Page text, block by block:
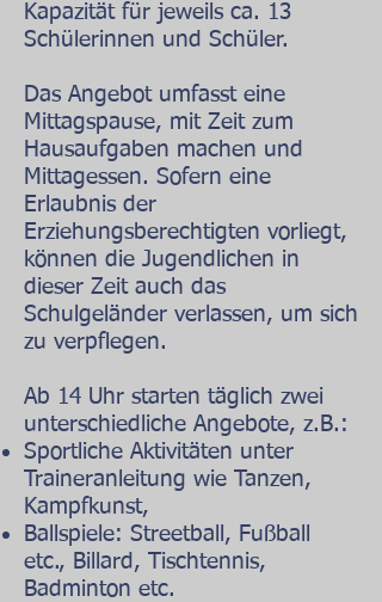
Kapazität für jeweils ca. 13
Schülerinnen und Schüler.
Das Angebot umfasst eine
Mittagspause, mit Zeit zum
Hausaufgaben machen und
Mittagessen. Sofern eine
Erlaubnis der
Erziehungsberechtigten vorliegt,
können die Jugendlichen in
dieser Zeit auch das
Schulgeländer verlassen, um sich
zu verpflegen.
Ab 14 Uhr starten täglich zwei
unterschiedliche Angebote, z.B.:
Sportliche Aktivitäten unter
Traineranleitung wie Tanzen,
Kampfkunst,
Ballspiele: Streetball, Fußball
etc., Billard, Tischtennis,
Badminton etc.